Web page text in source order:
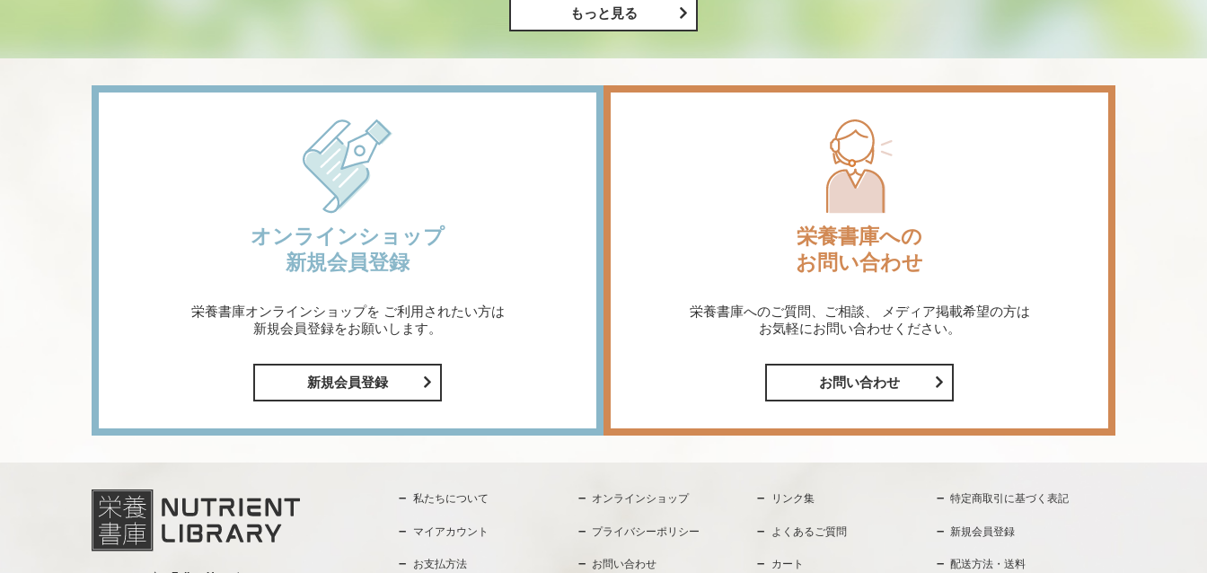
もっと見る
オンラインショップ
新規会員登録
栄養書庫オンラインショップを ご利用されたい方は
新規会員登録をお願いします。
新規会員登録
栄養書庫への
お問い合わせ
栄養書庫へのご質問、ご相談、
メディア掲載希望の方は
お気軽にお問い合わせください。
お問い合わせ
私たちについて オンラインショップ リンク集 特定商取引に基づく表記
マイアカウント プライバシーポリシー よくあるご質問 新規会員登録
お支払方法 お問い合わせ カート 配送方法・送料